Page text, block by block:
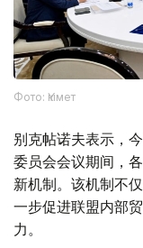
Фото: Үкімет
别克帖诺夫表示，
委员会会议期间，
新机制。该机制不
一步促进联盟内部
力。